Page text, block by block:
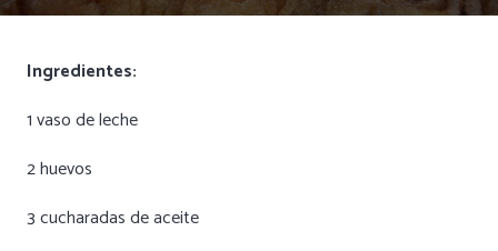
Ingredientes:
1 vaso de leche
2 huevos
3 cucharadas de aceite